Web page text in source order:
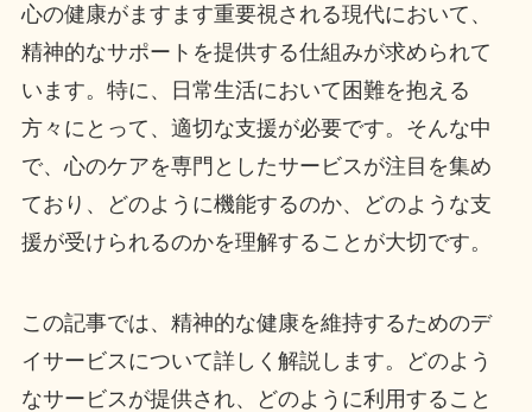
心の健康がますます重要視される現代において、
精神的なサポートを提供する仕組みが求められて
います。特に、日常生活において困難を抱える
方々にとって、適切な支援が必要です。そんな中
で、心のケアを専門としたサービスが注目を集め
ており、どのように機能するのか、どのような支
援が受けられるのかを理解することが大切です。
この記事では、精神的な健康を維持するためのデ
イサービスについて詳しく解説します。どのよう
なサービスが提供され、どのように利用すること